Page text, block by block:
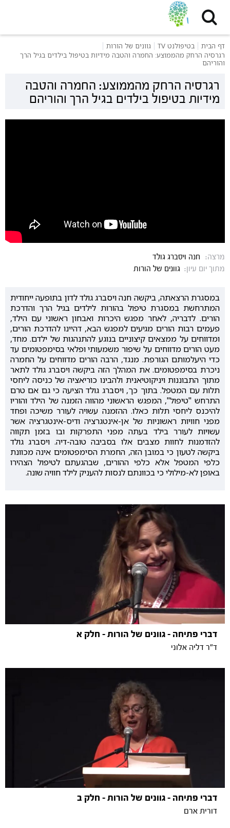
דף הבית בטיפולנט TV
גוונים של הורות
רגרסיה הרחק מהממוצע: החמרה והטבה מידיות בטיפול בילדים בגיל הרך
והוריהם
רגרסיה הרחק מהממוצע: החמרה והטבה
מידיות בטיפול בילדים בגיל הרך והוריהם
מרצה:
חנה ויסברג גולד
מתוך יום עיון: גוונים של הורות
במסגרת הרצאתה, ביקשה חנה ויסברג גולד לדון בתופעה ייחודית
המתרחשת במסגרת טיפול בהורות לילדים בגיל הרך והדרכת
הורים. לדבריה, לאחר מפגש היכרות ואבחון ראשוני עם הילד,
פעמים רבות הורים מגיעים למפגש הבא, דהיינו להדרכת הורים,
ומדווחים על ממצאים קיצוניים בנוגע להתנהגות של ילדם. מחד,
מעט הורים מדווחים על שיפור משמעותי ופלאי בסימפטומים עד
כדי היעלמותם הגורפת. מנגד, הרבה הורים מדווחים על החמרה
ניכרת בסימפטומים. את המהלך הזה ביקשה ויסברג גולד לתאר
מתוך התבוננות ויניקוטיאנית ולהבינו כוריאציה של כניסה ליחסי
תלות עם המטפל. בתוך כך, ויסברג גולד הציעה כי גם אם טרם
התרחש "טיפול", המפגש הראשוני מהווה הזמנה של הילד והוריו
להיכנס ליחסי תלות כאלו. ההזמנה עשויה לעורר משיכה ופחד
מפני חוויות ראשוניות של אן-אינטגרציה ודיס-אינטגרציה אשר
עשויות לעורר בילד בעתה מפני התפרקות ובו בזמן תקווה
להזדמנות לחוות מצבים אלו בסביבה טובה-דיה. ויסברג גולד
ביקשה לטעון כי במובן הזה, החמרת הסימפטומים אינה מכוונת
כלפי המטפל אלא כלפי ההורים, שבהגעתם לטיפול הצהירו
באופן לא-מילולי כי בכוונתם לנסות להעניק לילד חוויה שונה.
דברי פתיחה - גוונים של הורות - חלק א
ד"ר דליה אלוני
דברי פתיחה - גוונים של הורות - חלק ב
דורית ארם